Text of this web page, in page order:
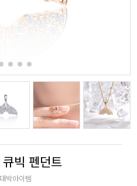
빅 펜던트
박아이템